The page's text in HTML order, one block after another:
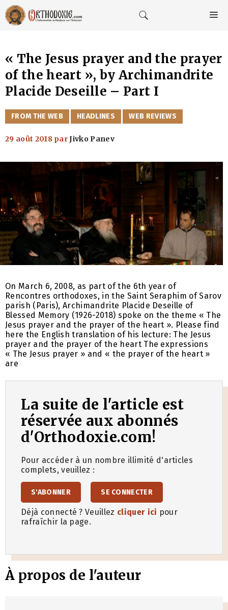
Aller
au
contenu
« The Jesus prayer and the prayer
of the heart », by Archimandrite
Placide Deseille – Part I
CATÉGORIES
FROM THE WEB HEADLINES WEB REVIEWS
29 août 2018 parJivko Panev
On March 6, 2008, as part of the 6th year of
Rencontres orthodoxes, in the Saint Seraphim of Sarov
parish (Paris), Archimandrite Placide Deseille of
Blessed Memory (1926-2018) spoke on the theme « The
Jesus prayer and the prayer of the heart ». Please find
here the English translation of his lecture: The Jesus
prayer and the prayer of the heart The expressions
« The Jesus prayer » and « the prayer of the heart »
are
La suite de l'article est
réservée aux abonnés
d'Orthodoxie.com!
Pour accéder à un nombre illimité d'articles
complets, veuillez :
S'ABONNER SE CONNECTER
Déjà connecté ? Veuillez cliquer ici pour
rafraîchir la page.
À propos de l'auteur